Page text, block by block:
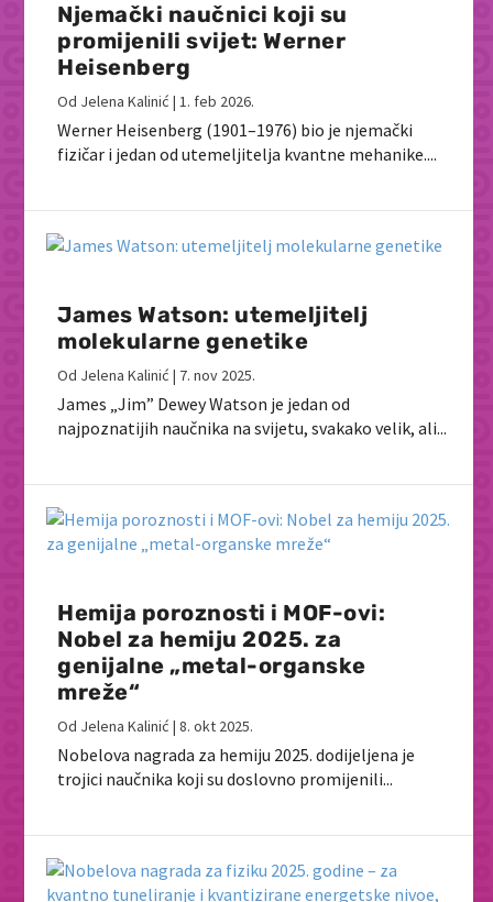
Njemački naučnici koji su
promijenili svijet: Werner
Heisenberg
Od Jelena Kalinić |1. feb 2026.
Werner Heisenberg (1901–1976) bio je njemački
fizičar i jedan od utemeljitelja kvantne mehanike....
James Watson: utemeljitelj
molekularne genetike
Od Jelena Kalinić | 7. nov 2025.
James „Jim” Dewey Watson je jedan od
najpoznatijih naučnika na svijetu, svakako velik, ali...
Hemija poroznosti i MOF-ovi:
Nobel za hemiju 2025. za
genijalne „metal-organske
mreže“
Od Jelena Kalinić |8. okt 2025.
Nobelova nagrada za hemiju 2025. dodijeljena je
trojici naučnika koji su doslovno promijenili...